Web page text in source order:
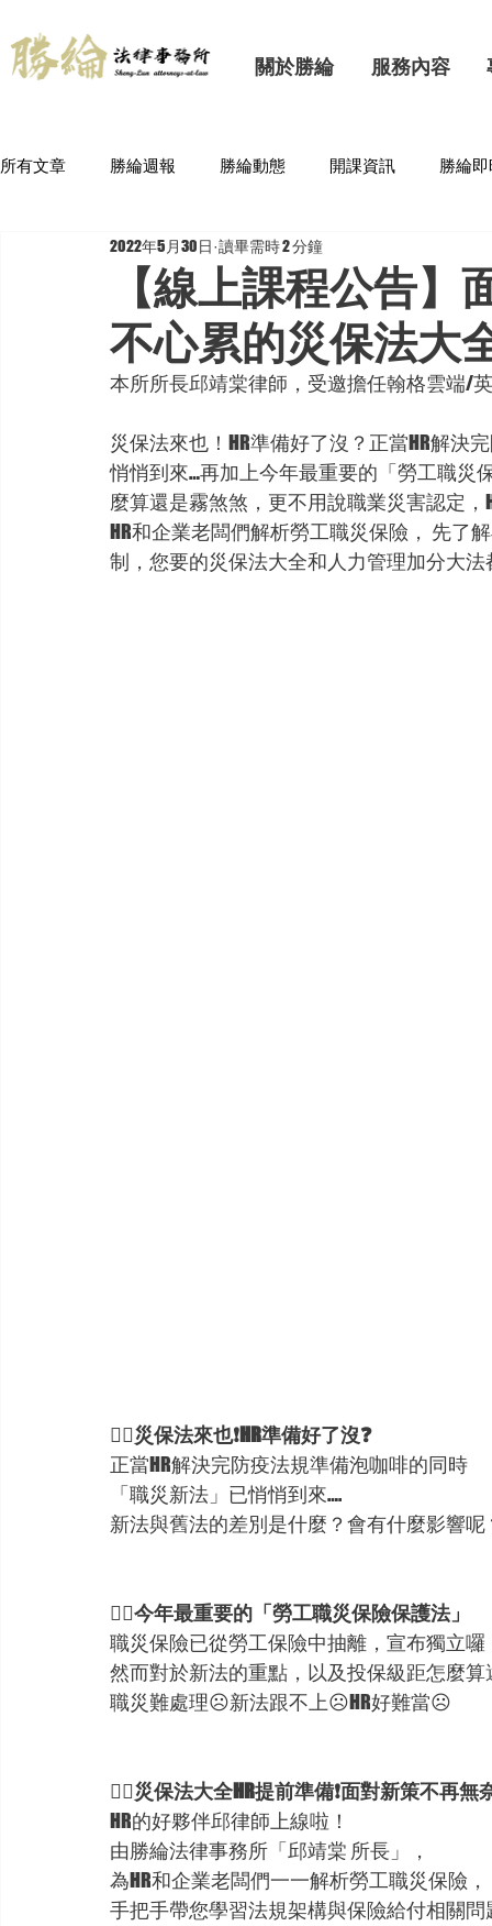
關於勝綸 服務內容
所有文章 勝綸週報 勝綸動態 開課資訊 勝綸
【線上課程公告】
不心累的災保法大
2022年5月30日 讀畢需時 2 分鐘
本所所長邱靖棠律師，受邀擔任翰格雲端/
災保法來也！HR準備好了沒？正當HR解決
悄悄到來…再加上今年最重要的「勞工職災
麼算還是霧煞煞，更不用說職業災害認定
HR和企業老闆們解析勞工職災保險， 先了
制，您要的災保法大全和人力管理加分大法
💁‍♀️災保法來也❗HR準備好了沒❓
正當HR解決完防疫法規準備泡咖啡的同時
「職災新法」已悄悄到來….
新法與舊法的差別是什麼？會有什麼影響呢
💁‍♀️今年最重要的「勞工職災保險保護法」
職災保險已從勞工保險中抽離，宣布獨立囉
然而對於新法的重點，以及投保級距怎麼算
職災難處理☹新法跟不上☹HR好難當☹
💁‍♀️災保法大全HR提前準備❗面對新策不再無
HR的好夥伴邱律師上線啦！
由勝綸法律事務所「邱靖棠 所長」，
為HR和企業老闆們一一解析勞工職災保險，
手把手帶您學習法規架構與保險給付相關問